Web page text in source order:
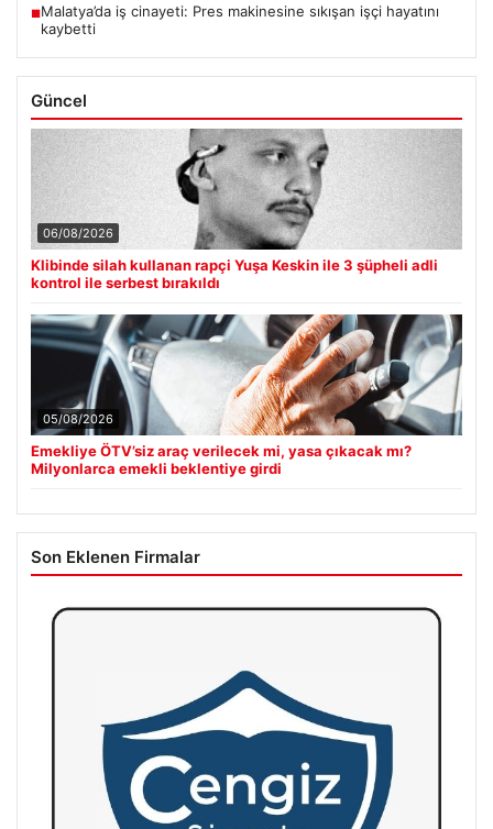
■Malatya’da iş cinayeti: Pres makinesine sıkışan işçi hayatını
kaybetti
Güncel
06/08/2026
Klibinde silah kullanan rapçi Yuşa Keskin ile 3 şüpheli adli
kontrol ile serbest bırakıldı
05/08/2026
Emekliye ÖTV’siz araç verilecek mi, yasa çıkacak mı?
Milyonlarca emekli beklentiye girdi
Son Eklenen Firmalar